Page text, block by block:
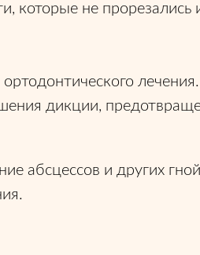
которые не прорезались
лечения.
дикции,
абсцессов и других